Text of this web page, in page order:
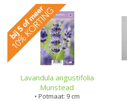
Lavandula angustifolia
Munstead
• Potmaat: 9 cm